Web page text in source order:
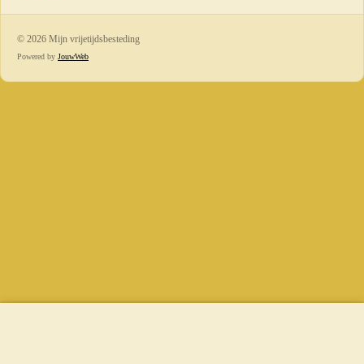
© 2026 Mijn vrijetijdsbesteding
Powered by JouwWeb